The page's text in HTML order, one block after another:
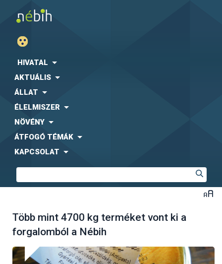
HIVATAL
AKTUÁLIS
ÁLLAT
ÉLELMISZER
NÖVÉNY
ÁTFOGÓ TÉMÁK
KAPCSOLAT
Több mint 4700 kg terméket vont ki a
forgalomból a Nébih